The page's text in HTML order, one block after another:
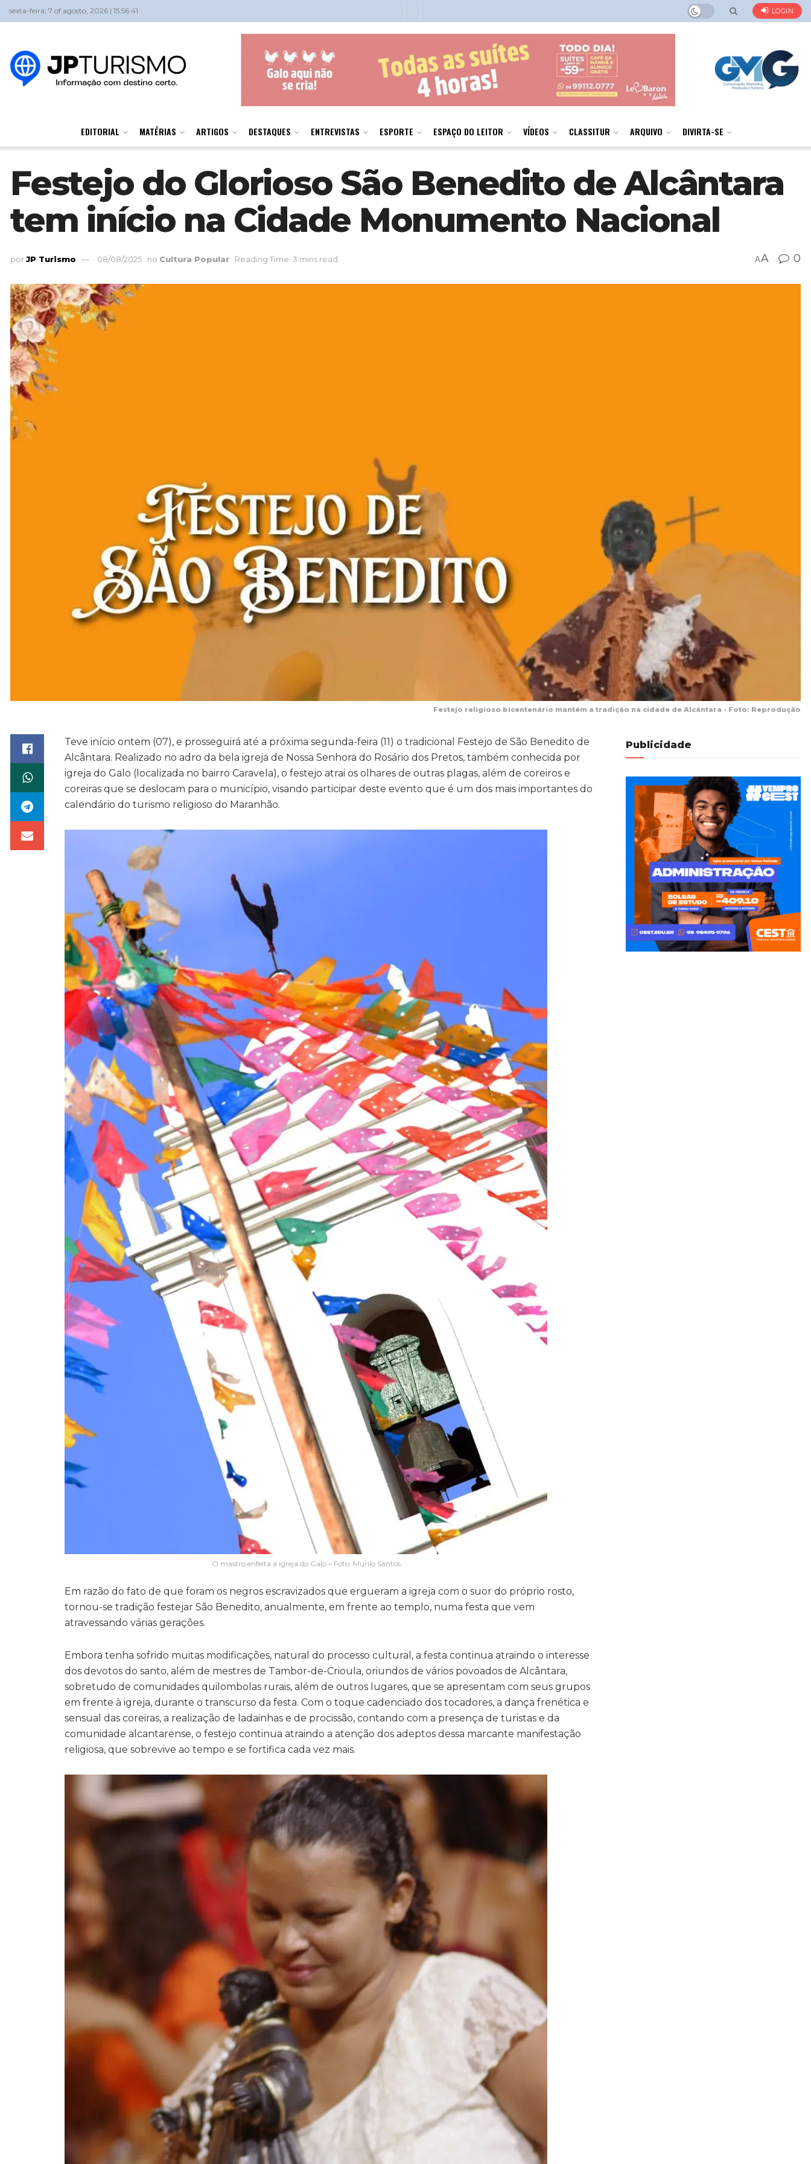
sexta-feira, 7 of agosto, 2026 | 15:56:41 LOGIN
EDITORIAL MATÉRIAS ARTIGOS DESTAQUES ENTREVISTAS ESPORTE ESPAÇO DO LEITOR VÍDEOS CLASSITUR ARQUIVO DIVIRTA-SE
Festejo do Glorioso São Benedito de Alcântara
tem início na Cidade Monumento Nacional
porJP Turismo 08/08/2025 no Cultura Popular Reading Time: 3 mins read AA 0
Festejo religioso bicentenário mantém a tradição na cidade de Alcântara - Foto: Reprodução
Teve início ontem (07), e prosseguirá até a próxima segunda-feira (11) o tradicional Festejo de São Benedito de
Alcântara. Realizado no adro da bela igreja de Nossa Senhora do Rosário dos Pretos, também conhecida por
igreja do Galo (localizada no bairro Caravela), o festejo atrai os olhares de outras plagas, além de coreiros e
coreiras que se deslocam para o município, visando participar deste evento que é um dos mais importantes do
calendário do turismo religioso do Maranhão.
O mastro enfeita a igreja do Galo – Foto: Murilo Santos
Em razão do fato de que foram os negros escravizados que ergueram a igreja com o suor do próprio rosto,
tornou-se tradição festejar São Benedito, anualmente, em frente ao templo, numa festa que vem
atravessando várias gerações.
Embora tenha sofrido muitas modificações, natural do processo cultural, a festa continua atraindo o interesse
dos devotos do santo, além de mestres de Tambor-de-Crioula, oriundos de vários povoados de Alcântara,
sobretudo de comunidades quilombolas rurais, além de outros lugares, que se apresentam com seus grupos
em frente à igreja, durante o transcurso da festa. Com o toque cadenciado dos tocadores, a dança frenética e
sensual das coreiras, a realização de ladainhas e de procissão, contando com a presença de turistas e da
comunidade alcantarense, o festejo continua atraindo a atenção dos adeptos dessa marcante manifestação
religiosa, que sobrevive ao tempo e se fortifica cada vez mais.
Publicidade